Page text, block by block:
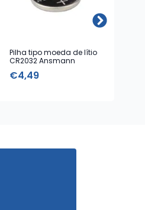
Pilha tipo moeda de lítio
CR2032 Ansmann
€4,49